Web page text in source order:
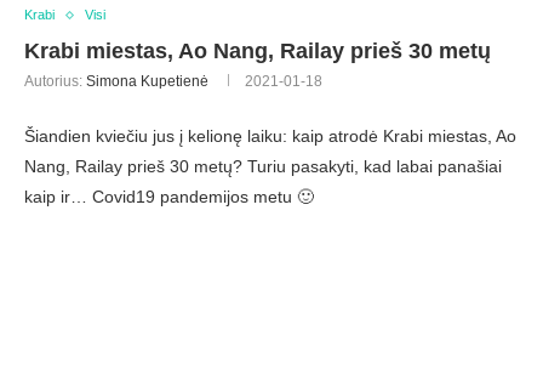
Krabi Visi
Krabi miestas, Ao Nang, Railay prieš 30 metų
Autorius: Simona Kupetienė 2021-01-18
Šiandien kviečiu jus į kelionę laiku: kaip atrodė Krabi miestas, Ao
Nang, Railay prieš 30 metų? Turiu pasakyti, kad labai panašiai
kaip ir… Covid19 pandemijos metu 🙂